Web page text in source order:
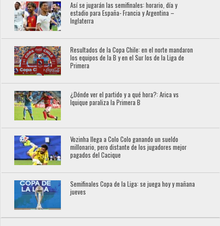
Así se jugarán las semifinales: horario, día y
estadio para España- Francia y Argentina –
Inglaterra
Resultados de la Copa Chile: en el norte mandaron
los equipos de la B y en el Sur los de la Liga de
Primera
¿Dónde ver el partido y a qué hora?: Arica vs
Iquique paraliza la Primera B
Vozinha llega a Colo Colo ganando un sueldo
millonario, pero distante de los jugadores mejor
pagados del Cacique
Semifinales Copa de la Liga: se juega hoy y mañana
jueves